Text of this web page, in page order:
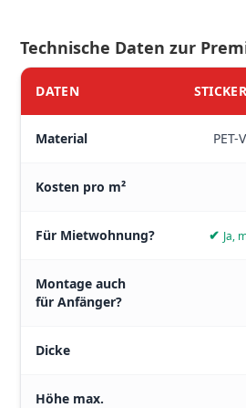
Technische Daten zur
DATEN
Material
Kosten pro m²
Für Mietwohnung? ✔ Ja,
Montage auch
für Anfänger?
Dicke
Höhe max.